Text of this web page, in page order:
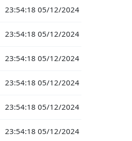
23:54:18 05/12/2024
23:54:18 05/12/2024
23:54:18 05/12/2024
23:54:18 05/12/2024
23:54:18 05/12/2024
23:54:18 05/12/2024